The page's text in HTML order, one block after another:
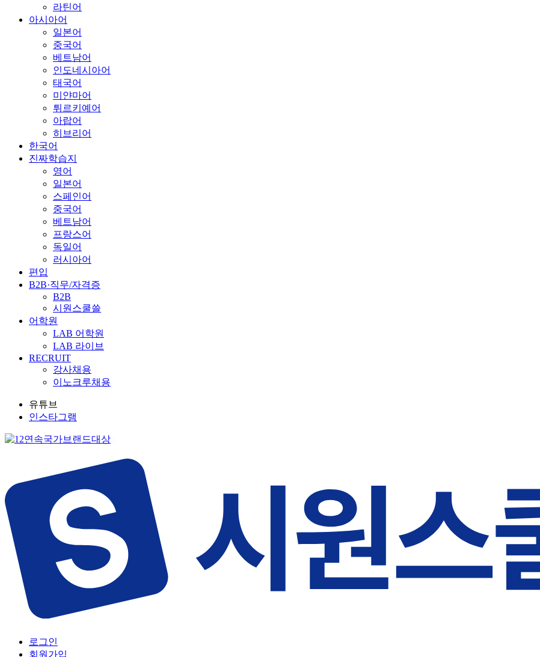
라틴어
아시아어
일본어
중국어
베트남어
인도네시아어
태국어
미얀마어
튀르키예어
아랍어
히브리어
한국어
진짜학습지
영어
일본어
스페인어
중국어
베트남어
프랑스어
독일어
러시아어
편입
B2B·직무/자격증
B2B
시원스쿨쓸
어학원
LAB 어학원
LAB 라이브
RECRUIT
강사채용
이노크루채용
유튜브
인스타그램
로그인
회원가입